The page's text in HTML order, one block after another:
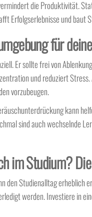
die Produktivität.
Erfolgserlebnisse und baut
für
Er sollte frei von
und reduziert
vorzubeugen.
kann
sind auch wechselnde
im Studium?
den Studienalltag erheblich
werden. Investiere in